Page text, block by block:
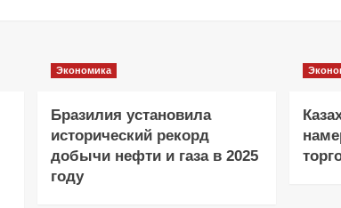
Экономика
Бразилия установила
исторический рекорд
добычи нефти и газа в 2025
году